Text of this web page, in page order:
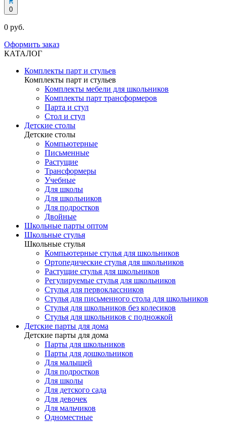
0
0 руб.
Оформить заказ
КАТАЛОГ
Комплекты парт и стульев
Комплекты парт и стульев
Комплекты мебели для школьников
Комплекты парт трансформеров
Парта и стул
Стол и стул
Детские столы
Детские столы
Компьютерные
Письменные
Растущие
Трансформеры
Учебные
Для школы
Для школьников
Для подростков
Двойные
Школьные парты оптом
Школьные стулья
Школьные стулья
Компьютерные стулья для школьников
Ортопедические стулья для школьников
Растущие стулья для школьников
Регулируемые стулья для школьников
Стулья для первоклассников
Стулья для письменного стола для школьников
Стулья для школьников без колесиков
Стулья для школьников с подножкой
Детские парты для дома
Детские парты для дома
Парты для школьников
Парты для дошкольников
Для малышей
Для подростков
Для школы
Для детского сада
Для девочек
Для мальчиков
Одноместные